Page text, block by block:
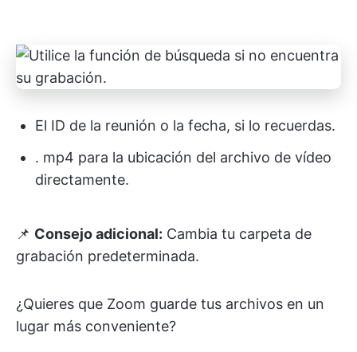
El ID de la reunión o la fecha, si lo recuerdas.
. mp4 para la ubicación del archivo de vídeo
directamente.
📌 Consejo adicional: Cambia tu carpeta de
grabación predeterminada.
¿Quieres que Zoom guarde tus archivos en un
lugar más conveniente?